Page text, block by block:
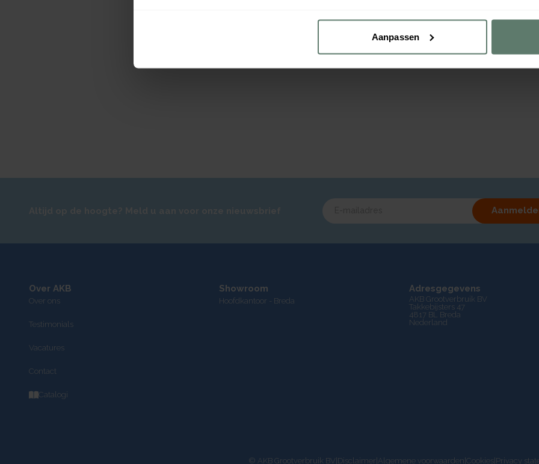
Aanpassen
Over AKB
Over ons
Testimonials
Vacatures
Contact
Catalogi
Showroom
Hoofdkantoor - Breda
Adresgegevens
AKB Grootverbruik BV
Takkebijsters 47
4817 BL Breda
Nederland
© AKB Grootverbruik BV Disclaimer Algemene voorwaarden Cookies Privacy